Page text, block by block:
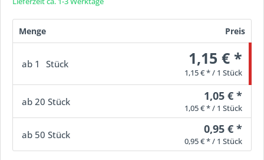
Menge Preis
ab 1 Stück 1,15 € *
1,15 € * / 1 Stück
ab 20 Stück 1,05 € *
1,05 € * / 1 Stück
ab 50 Stück 0,95 € *
0,95 € * / 1 Stück